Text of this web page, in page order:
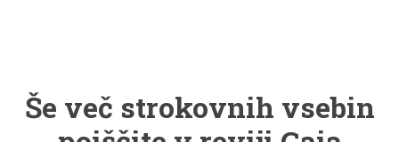
Še več strokovnih vsebin